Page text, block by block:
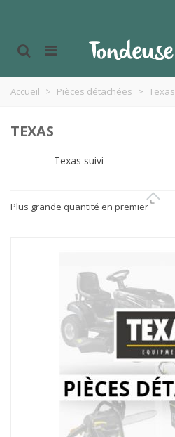
Accueil > Pièces détachées > Texas
TEXAS
Texas suivi
Plus grande quantité en premier